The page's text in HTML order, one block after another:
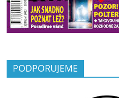
PODPORUJEME